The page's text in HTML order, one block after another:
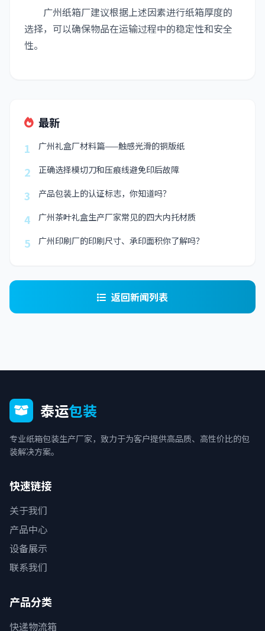
广州纸箱厂建议根据上述因素进行纸箱厚度的
选择，可以确保物品在运输过程中的稳定性和安全
性。
最新
1
广州礼盒厂材料篇——触感光滑的铜版纸
2 正确选择模切刀和压痕线避免印后故障
3 产品包装上的认证标志，你知道吗？
4 广州茶叶礼盒生产厂家常见的四大内托材质
5 广州印刷厂的印刷尺寸、承印面积你了解吗？
返回新闻列表
泰运包装
专业纸箱包装生产厂家，致力于为客户提供高品质、高性价比的包
装解决方案。
快速链接
关于我们
产品中心
设备展示
联系我们
产品分类
快递物流箱